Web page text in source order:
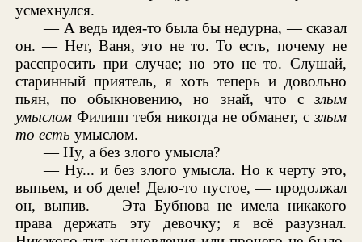
усмехнулся.
— А ведь идея-то была бы недурна, — сказал
он. — Нет, Ваня, это не то. То есть, почему не
расспросить при случае; но это не то. Слушай,
старинный приятель, я хоть теперь и довольно
пьян, по обыкновению, но знай, что сзлым
умыслом Филипп тебя никогда не обманет, сзлым
то есть умыслом.
— Ну, а без злого умысла?
— Ну... и без злого умысла. Но к черту это,
выпьем, и об деле! Дело-то пустое, — продолжал
он, выпив. — Эта Бубнова не имела никакого
права держать эту девочку; я всё разузнал.